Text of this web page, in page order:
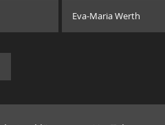
Eva-Maria Werth